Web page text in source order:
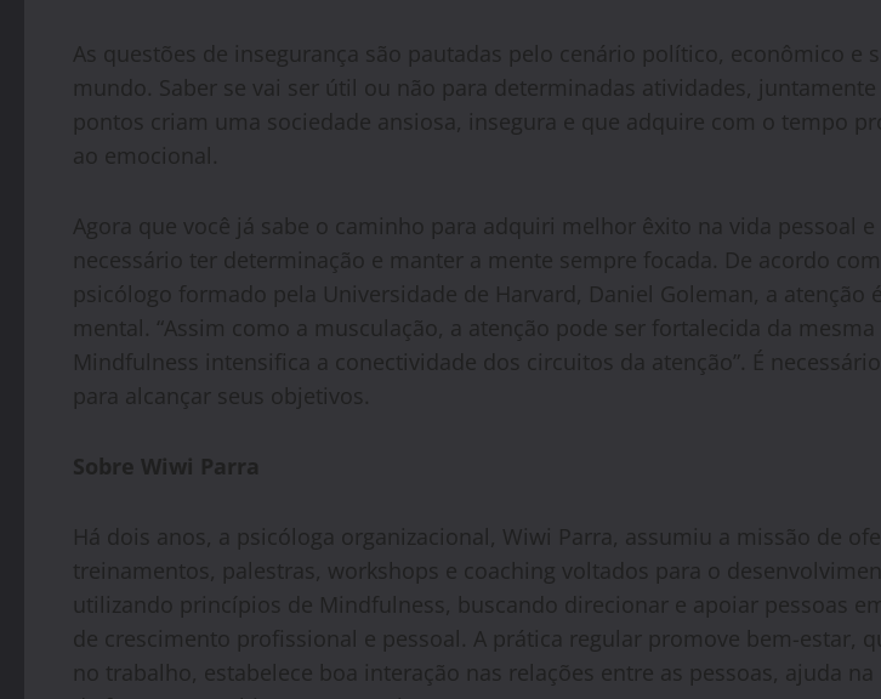
As questões de insegurança são pautadas pelo cenário político, econômico e
mundo. Saber se vai ser útil ou não para determinadas atividades,
pontos criam uma sociedade ansiosa, insegura e que adquire com o tempo
ao emocional.
Agora que você já sabe o caminho para adquiri melhor êxito na vida pessoal
necessário ter determinação e manter a mente sempre focada. De acordo
psicólogo formado pela Universidade de Harvard, Daniel Goleman, a atenção
mental. “Assim como a musculação, a atenção pode ser fortalecida da
Mindfulness intensifica a conectividade dos circuitos da atenção”. É
para alcançar seus objetivos.
Sobre Wiwi Parra
Há dois anos, a psicóloga organizacional, Wiwi Parra, assumiu a missão de
treinamentos, palestras, workshops e coaching voltados para o
utilizando princípios de Mindfulness, buscando direcionar e apoiar pessoas
de crescimento profissional e pessoal. A prática regular promove bem-estar,
no trabalho, estabelece boa interação nas relações entre as pessoas, ajuda